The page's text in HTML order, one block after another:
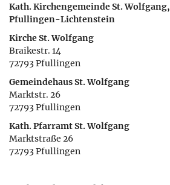
Kath. Kirchengemeinde St. Wolfgang,
Pfullingen-Lichtenstein
Kirche St. Wolfgang
Braikestr. 14
72793 Pfullingen
Gemeindehaus St. Wolfgang
Marktstr. 26
72793 Pfullingen
Kath. Pfarramt St. Wolfgang
Marktstraße 26
72793 Pfullingen